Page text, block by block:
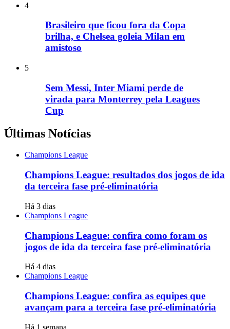
4
Brasileiro que ficou fora da Copa
brilha, e Chelsea goleia Milan em
amistoso
5
Sem Messi, Inter Miami perde de
virada para Monterrey pela Leagues
Cup
Últimas Notícias
Champions League
Champions League: resultados dos jogos de ida
da terceira fase pré-eliminatória
Há 3 dias
Champions League
Champions League: confira como foram os
jogos de ida da terceira fase pré-eliminatória
Há 4 dias
Champions League
Champions League: confira as equipes que
avançam para a terceira fase pré-eliminatória
Há 1 semana